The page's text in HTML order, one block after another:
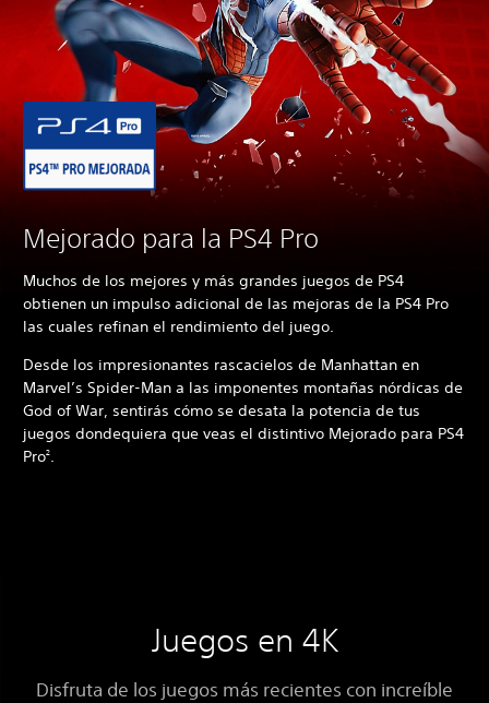
Mejorado para la PS4 Pro
Muchos de los mejores y más grandes juegos de PS4
obtienen un impulso adicional de las mejoras de la PS4 Pro
las cuales refinan el rendimiento del juego.
Desde los impresionantes rascacielos de Manhattan en
Marvel’s Spider-Man a las imponentes montañas nórdicas de
God of War, sentirás cómo se desata la potencia de tus
juegos dondequiera que veas el distintivo Mejorado para PS4
Pro2.
Juegos en 4K
Disfruta de los juegos más recientes con increíble